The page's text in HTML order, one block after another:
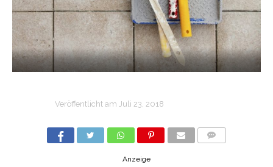
Veröffentlicht am Juli 23, 2018
Anzeige